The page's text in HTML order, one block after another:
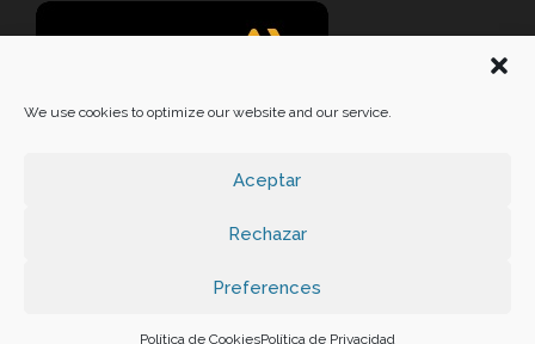
We use cookies to optimize our website and our service.
Aceptar
Rechazar
Preferences
Política de CookiesPolítica de Privacidad